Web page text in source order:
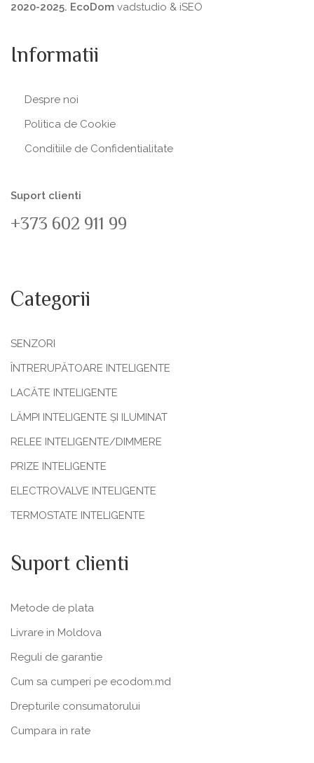
2020-2025. EcoDom vadstudio & iSEO
Informatii
Despre noi
Politica de Сookie
Conditiile de Confidentialitate
Suport clienti
+373 602 911 99
Categorii
SENZORI
ÎNTRERUPĂTOARE INTELIGENTE
LACĂTE INTELIGENTE
LĂMPI INTELIGENTE ȘI ILUMINAT
RELEE INTELIGENTE/DIMMERE
PRIZE INTELIGENTE
ELECTROVALVE INTELIGENTE
TERMOSTATE INTELIGENTE
Suport clienti
Metode de plata
Livrare in Moldova
Reguli de garantie
Cum sa cumperi pe ecodom.md
Drepturile consumatorului
Cumpara in rate